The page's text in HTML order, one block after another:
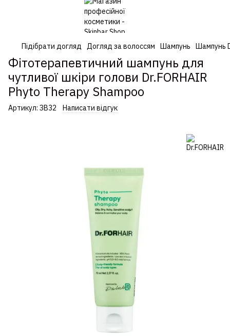
Підібрати догляд Догляд за волоссям Шампунь Шампунь
Фітотерапевтичний шампунь для
чутливої шкіри голови Dr.FORHAIR
Phyto Therapy Shampoo
Артикул: ЗВ32 Написати відгук